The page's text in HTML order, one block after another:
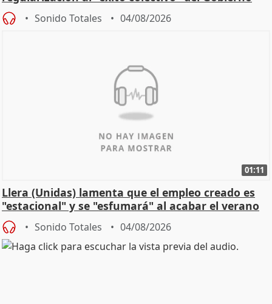
Sonido Totales 04/08/2026
01:11
Llera (Unidas) lamenta que el empleo creado es
"estacional" y se "esfumará" al acabar el verano
Sonido Totales 04/08/2026